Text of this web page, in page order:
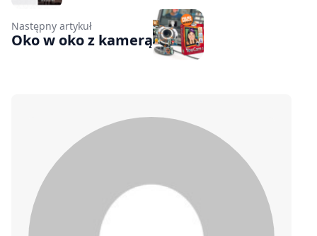
Następny artykuł
Oko w oko z kamerą